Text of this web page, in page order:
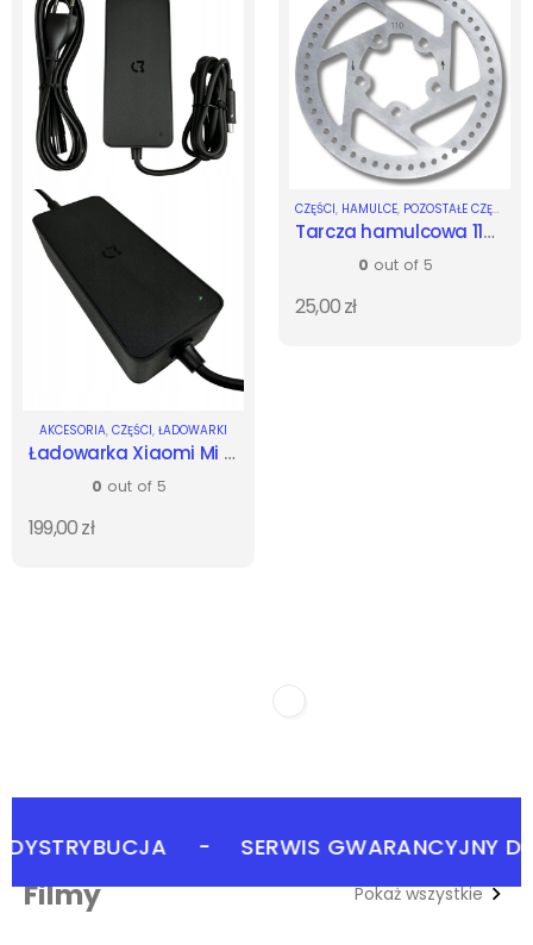
AKCESORIA, CZĘŚCI, ŁADOWARKI
Ładowarka Xiaomi Mi 1S m365 Pro Mi Pro 2 Essential - oryginalna
0 out of 5
199,00zł
CZĘŚCI, HAMULCE, POZOSTAŁE CZĘŚCI
Tarcza hamulcowa 110 mm
0 out of 5
25,00zł
- SERWIS GWARANCYJNY
Filmy Pokaż wszystkie